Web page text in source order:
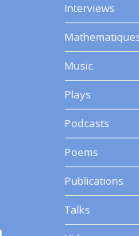
Interviews
Music
Plays
Podcasts
Poems
Publications
Talks